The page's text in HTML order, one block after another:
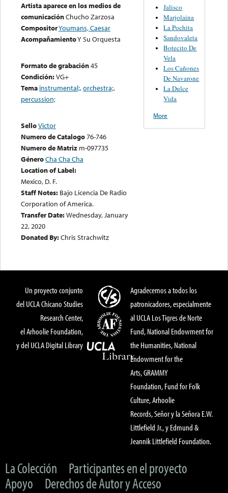
Artista aparece en los medios de
comunicaciónChucho Zarzosa
CompositorYoumans, Caesar
AcompañamientoY Su Orquesta
Formato de grabación45
Condición:VG+
Tema instrumental;,orchestra;,
percussion;
SelloVictor
Numero de Catalogo76-746
Numero de Matriz m-097735
GéneroCha Cha Cha
Location of Label:
Mexico, D. F.
Staff Notes: Bajo Licencia De Radio
Corporation of America.
Transfer Date:Wednesday, January
22, 2020
Donated By:Chris Strachwitz
Jalisco
Marjolaina
La Pochita
Sandovaleta
Botecito De
Vela
Los Cañones
De Navarone
La Dulce
Vida
More
Un proyecto conjunto
del UCLA Chicano Studies
Research Center,
el Arhoolie Foundation,
y del UCLA Digital Library
Agradecemos a todos los
patronicadores, especialmente
al UCLA Los Tigres de Norte
Fund, National Endowment for
the Humanities, National
Endowment for the
Arts, GRAMMY
Foundation, Fund for Folk
Culture, Arhoolie
Records, Señor y la Señora E.W.
Littlefield Jr., y Edmund &
Jeannik Littlefield Foundation.
La Colección
Participantes en el proyecto
Apoyo
Derechos de Autor y Acceso